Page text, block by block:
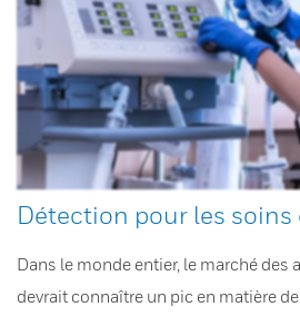
Détection pour les soins
Dans le monde entier, le marché des
devrait connaître un pic en matière